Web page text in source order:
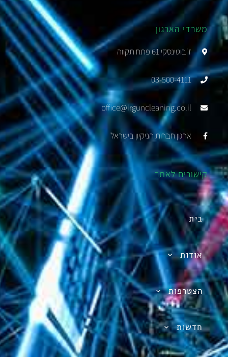
משרדי הארגון
ז'בוטינסקי 61 פתח תקווה
03-500-4111
office@irguncleaning.co.il
ארגון חברות הניקיון בישראל
קישורים לאתר
בית
אודות
הצטרפות
חדשות